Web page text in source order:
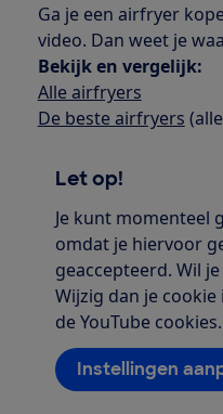
Ga je een airfryer
video. Dan weet je
Bekijk en vergelijk:
Alle airfryers
De beste airfryers
Let op!
Je kunt momenteel
omdat je hiervoor
geaccepteerd. Wil
Wijzig dan je
de YouTube cookies.
Instellingen